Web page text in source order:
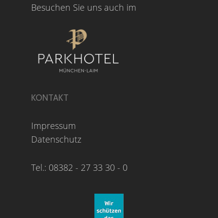
Besuchen Sie uns auch im
KONTAKT
Impressum
Datenschutz
Tel.: 08382 - 27 33 30 - 0